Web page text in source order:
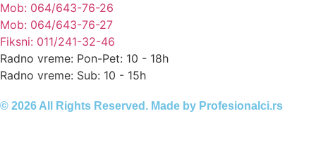
Mob: 064/643-76-26
Mob: 064/643-76-27
Fiksni: 011/241-32-46
Radno vreme: Pon-Pet: 10 - 18h
Radno vreme: Sub: 10 - 15h
© 2026 All Rights Reserved. Made by Profesionalci.rs